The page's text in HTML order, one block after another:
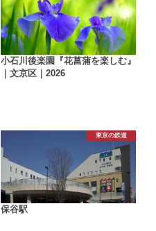
小石川後楽園『花菖蒲を楽しむ』
｜文京区｜2026
東京の鉄道
保谷駅